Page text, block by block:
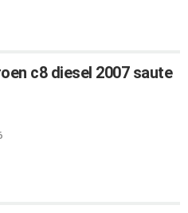
c8 diesel 2007 saute